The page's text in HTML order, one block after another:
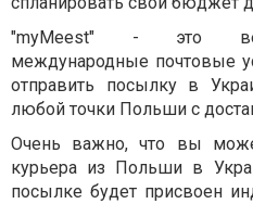
"myMeest" - это веб-
международные почтовые
отправить посылку в
любой точки Польши с
Очень важно, что вы
курьера из Польши в
посылке будет присвоен